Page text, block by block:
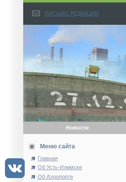
ПИСЬМО РЕДАКЦИИ
Новости
Меню сайта
Главная
Об Усть-Илимске
Об Аэропорте